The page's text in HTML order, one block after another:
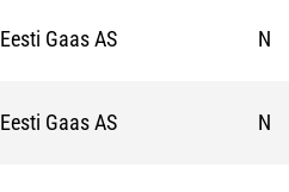
Eesti Gaas AS N
Eesti Gaas AS N